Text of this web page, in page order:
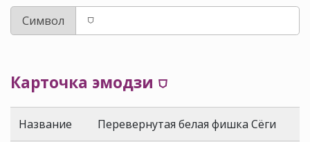
Символ
Карточка эмодзи ⛉
Название Перевернутая белая фишка Сёги